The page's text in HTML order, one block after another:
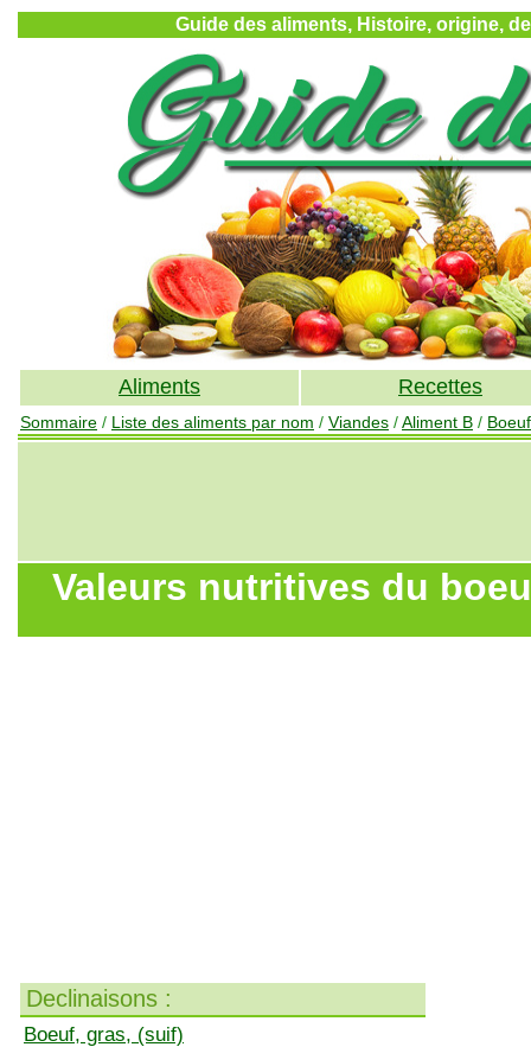
Guide des aliments, Histoire, origine,
Aliments Recettes
Sommaire / Liste des aliments par nom / Viandes /Aliment B / Boeuf
Valeurs nutritives du
Declinaisons :
Boeuf, gras, (suif)